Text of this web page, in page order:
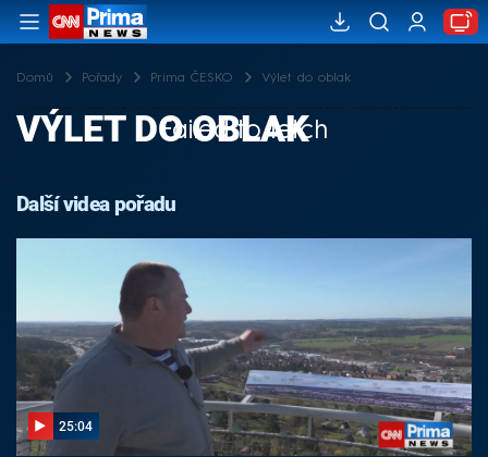
Domů Pořady Prima ČESKO Výlet do oblak
Failed to fetch
VÝLET DO OBLAK
Další videa pořadu
25:04